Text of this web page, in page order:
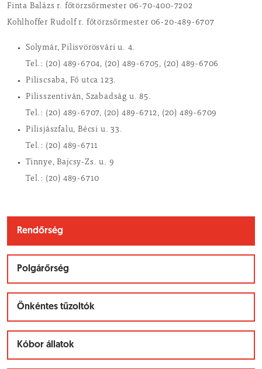
Finta Balázs r. főtörzsőrmester 06-70-400-7202
Kohlhoffer Rudolf r. főtörzsőrmester 06-20-489-6707
Solymár, Pilisvörösvári u. 4.
Tel.: (20) 489-6704, (20) 489-6705, (20) 489-6706
Piliscsaba, Fő utca 123.
Pilisszentiván, Szabadság u. 85.
Tel.: (20) 489-6707, (20) 489-6712, (20) 489-6709
Pilisjászfalu, Bécsi u. 33.
Tel.: (20) 489-6711
Tinnye, Bajcsy-Zs. u. 9
Tel.: (20) 489-6710
Rendőrség
Polgárőrség
Önkéntes tűzoltók
Kóbor állatok